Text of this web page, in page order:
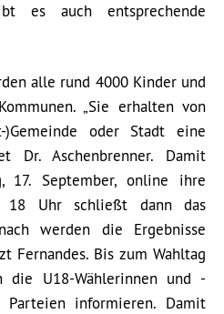
es auch entsprechende
alle rund 4000 Kinder und
„Sie erhalten von
oder Stadt eine
Dr. Aschenbrenner. Damit
17. September, online ihre
18 Uhr schließt dann das
werden die Ergebnisse
Fernandes. Bis zum Wahltag
die U18-Wählerinnen und -
informieren. Damit